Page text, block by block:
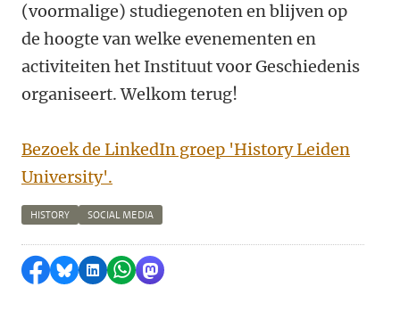
(voormalige) studiegenoten en blijven op
de hoogte van welke evenementen en
activiteiten het Instituut voor Geschiedenis
organiseert. Welkom terug!
Bezoek de LinkedIn groep 'History Leiden
University'.
HISTORY SOCIAL MEDIA
Delen op Facebook
Delen via Bluesky
Delen op LinkedIn
Delen via WhatsApp
Delen via Mastodon